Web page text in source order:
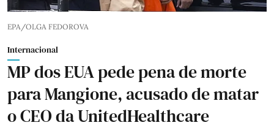
EPA/OLGA FEDOROVA
Internacional
MP dos EUA pede pena de morte
para Mangione, acusado de matar
o CEO da UnitedHealthcare